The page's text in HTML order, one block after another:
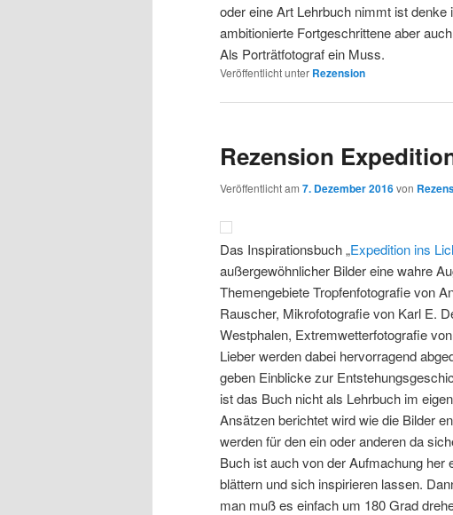
oder eine Art Lehrbuch nimmt ist
ambitionierte Fortgeschrittene aber
Als Porträtfotograf ein Muss.
Veröffentlicht unter Rezension
Rezension
Veröffentlicht am 7. Dezember 2016von
Das Inspirationsbuch „Expedition ins
außergewöhnlicher Bilder eine wahre
Themengebiete Tropfenfotografie von
Rauscher, Mikrofotografie von Karl E.
Westphalen, Extremwetterfotografie
Lieber werden dabei hervorragend
geben Einblicke zur
ist das Buch nicht als Lehrbuch im
Ansätzen berichtet wird wie die Bilder
werden für den ein oder anderen da
Buch ist auch von der Aufmachung
blättern und sich inspirieren lassen.
man muß es einfach um 180 Grad